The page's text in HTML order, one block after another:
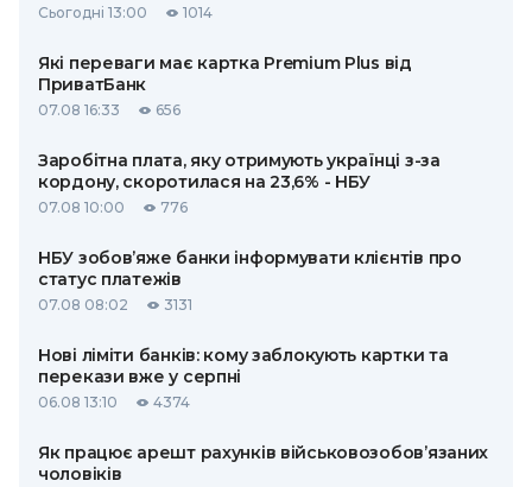
Сьогодні 13:00 1014
Які переваги має картка Premium Plus від
ПриватБанк
07.08 16:33 656
Заробітна плата, яку отримують українці з-за
кордону, скоротилася на 23,6% - НБУ
07.08 10:00 776
НБУ зобов’яже банки інформувати клієнтів про
статус платежів
07.08 08:02 3131
Нові ліміти банків: кому заблокують картки та
перекази вже у серпні
06.08 13:10 4374
Як працює арешт рахунків військовозобов’язаних
чоловіків